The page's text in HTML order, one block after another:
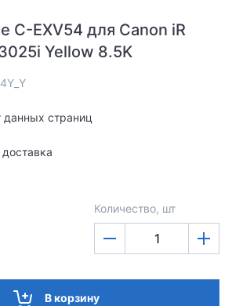
C-EXV54 для Canon iR
Yellow 8.5K
данных страниц
Количество, шт
В корзину